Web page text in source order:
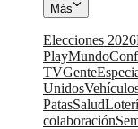
Más
Elecciones 2026
PlayMundo
TVGente
Unidos
PatasSalud
colaboración